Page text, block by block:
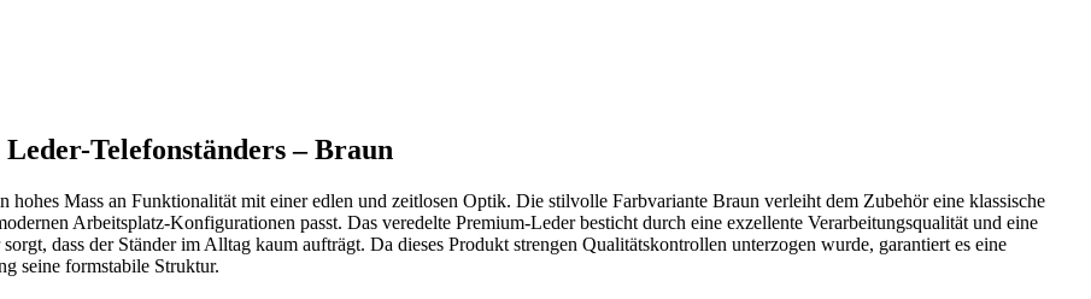
Telefonständers – Braun
Mass an Funktionalität mit einer edlen und zeitlosen Optik. Die stilvolle Farbvariante Braun verleiht dem Zubehör eine klassische
Arbeitsplatz-Konfigurationen passt. Das veredelte Premium-Leder besticht durch eine exzellente Verarbeitungsqualität und eine
dass der Ständer im Alltag kaum aufträgt. Da dieses Produkt strengen Qualitätskontrollen unterzogen wurde, garantiert es eine
seine formstabile Struktur.